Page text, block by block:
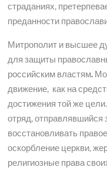
страданиях,
преданности
Митрополит и высшее
для защиты
российским властям.
движение, как на
достижения той же
отряд,
восстановливать
оскорбление церкви,
религиозные права